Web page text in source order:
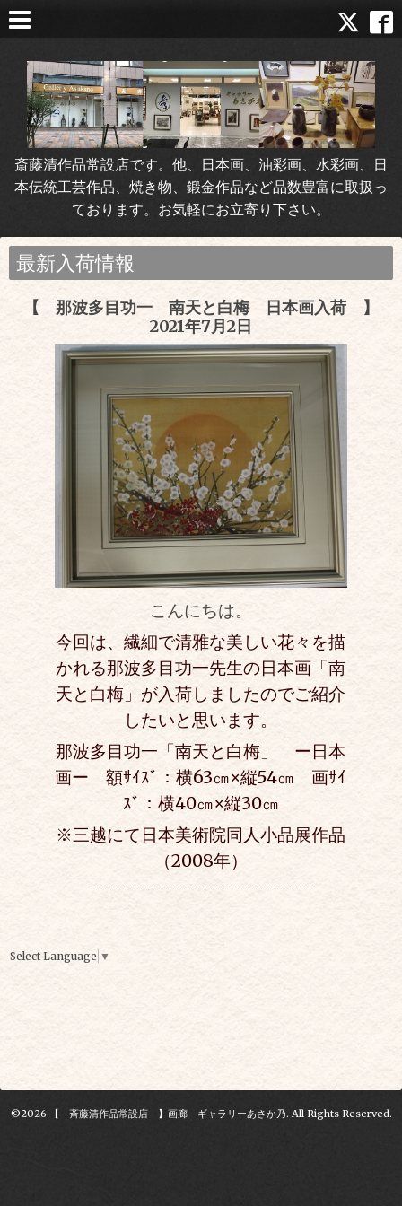
斎藤清作品常設店です。他、日本画、油彩画、水彩画、日
本伝統工芸作品、焼き物、鍛金作品など品数豊富に取扱っ
ております。お気軽にお立寄り下さい。
最新入荷情報
【 那波多目功一 南天と白梅 日本画入荷 】
2021年7月2日
こんにちは。
今回は、繊細で清雅な美しい花々を描
かれる那波多目功一先生の日本画「南
天と白梅」が入荷しましたのでご紹介
したいと思います。
那波多目功一「南天と白梅」 ー日本
画ー 額ｻｲｽﾞ：横63㎝×縦54㎝ 画ｻｲ
ｽﾞ：横40㎝×縦30㎝
※三越にて日本美術院同人小品展作品
（2008年）
Select Language ▼
©2026 【 斉藤清作品常設店 】画廊 ギャラリーあさか乃. All Rights Reserved.